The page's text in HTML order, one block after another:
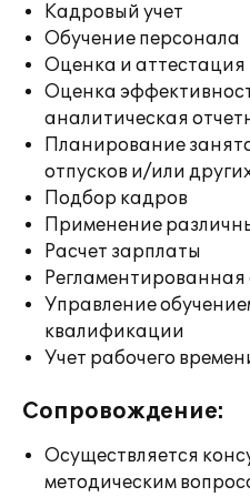
Кадровый учет
Обучение персонала
Оценка и аттестация
Оценка
аналитическая
Планирование
отпусков и/или
Подбор кадров
Применение
Расчет зарплаты
Регламентированная
Управление
квалификации
Учет рабочего
Сопровождение:
Осуществляется
методическим